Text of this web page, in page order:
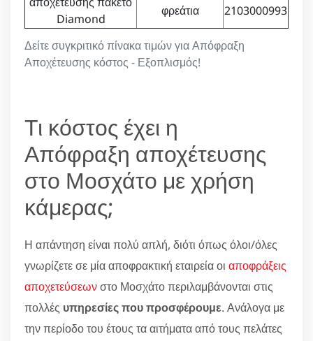
Δείτε συγκριτικό πίνακα τιμών για Απόφραξη
Αποχέτευσης κόστος - Εξοπλισμός!
Diamond
φρεάτια
2103000993
Τι κόστος έχει η
Απόφραξη αποχέτευσης
στο Μοσχάτο με χρήση
κάμερας;
Η απάντηση είναι πολύ απλή, διότι όπως όλοι/όλες
γνωρίζετε σε μία αποφρακτική εταιρεία οι αποφράξεις
αποχετεύσεωνστο Μοσχάτο περιλαμβάνονται στις
πολλές υπηρεσίες που προσφέρουμε. Ανάλογα με
την περίοδο του έτους τα αιτήματα από τους πελάτες